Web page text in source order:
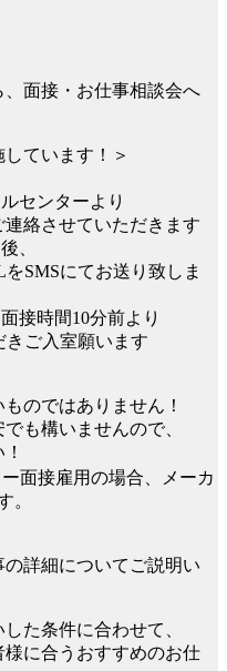
面接・お仕事相談会へ
ています！＞
センターより
絡させていただきます
、
SMSにてお送り致しま
接時間10分前より
ご入室願います
のではありません！
も構いませんので、
面接雇用の場合、メーカ
。
詳細についてご説明い
た条件に合わせて、
に合うおすすめのお仕